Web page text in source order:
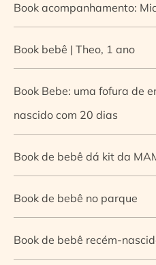
Book acompanhamento:
Book bebê | Theo, 1 ano
Book Bebe: uma fofura de
nascido com 20 dias
Book de bebê dá kit da
Book de bebê no parque
Book de bebê recém-